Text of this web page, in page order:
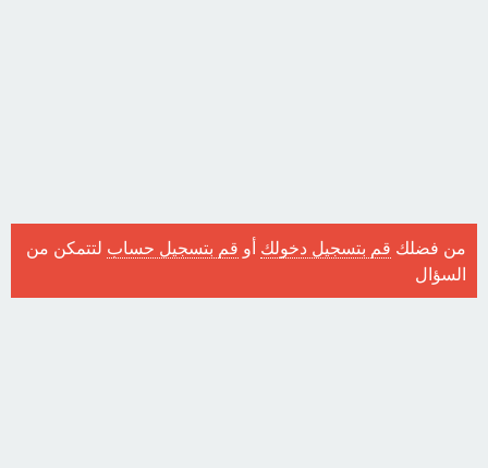
من فضلك قم بتسجيل دخولك أو قم بتسجيل حساب لتتمكن من
السؤال